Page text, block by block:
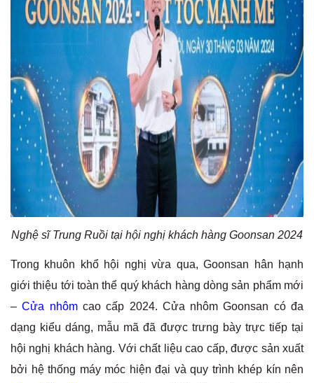
Nghệ sĩ Trung Ruồi tại hội nghị khách hàng Goonsan 2024
Trong khuôn khổ hội nghị vừa qua, Goonsan hân hạnh
giới thiệu tới toàn thể quý khách hàng dòng sản phẩm mới
–Cửa nhômcao cấp 2024. Cửa nhôm Goonsan có đa
dạng kiểu dáng, mẫu mã đã được trưng bày trực tiếp tại
hội nghị khách hàng. Với chất liệu cao cấp, được sản xuất
bởi hệ thống máy móc hiện đại và quy trình khép kín nên